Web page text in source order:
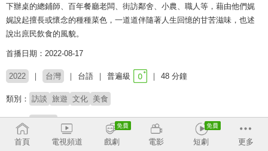
下辦桌的總鋪師、百年餐廳老闆、街訪鄰舍、小農、職人等，藉由他們娓
娓說起擅長或懷念的種種菜色，一道道伴隨著人生回憶的甘苦滋味，也述
說出庶民飲食的風貌。
首播日期：2022-08-17
2022 台灣 台語 普遍級 48 分鐘
類別： 訪談 旅遊 文化 美食
主持：
# 美食探索
首頁 電視頻道 戲劇 電影 短劇 更多